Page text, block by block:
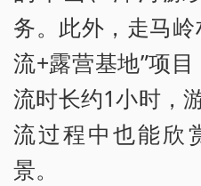
务。此外，走马
流+露营基地”项
流时长约1小时，
流过程中也能欣
景。